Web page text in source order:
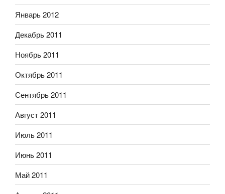
Январь 2012
Декабрь 2011
Ноябрь 2011
Октябрь 2011
Сентябрь 2011
Август 2011
Июль 2011
Июнь 2011
Май 2011